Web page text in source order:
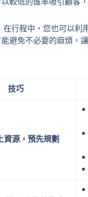
在行程中，您也可以利
避免不必要的麻煩，
技巧
資源，預先規劃